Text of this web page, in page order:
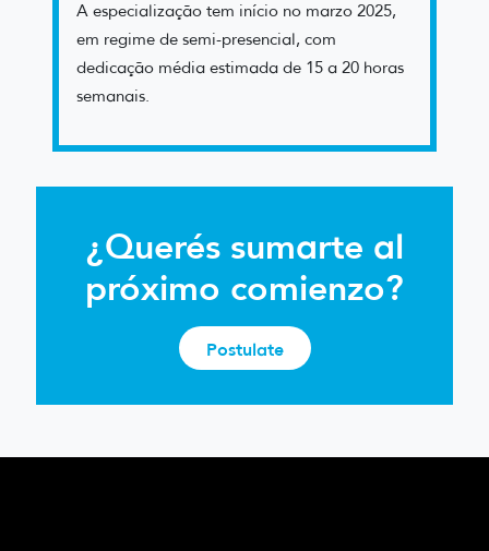
A especialização tem início no marzo 2025,
em regime de semi-presencial, com
dedicação média estimada de 15 a 20 horas
semanais.
¿Querés sumarte al
próximo comienzo?
Postulate